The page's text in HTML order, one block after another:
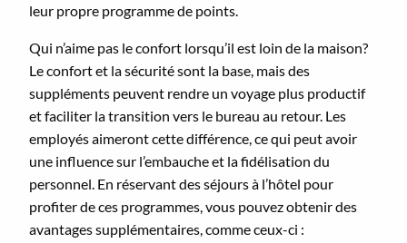
leur propre programme de points.
Qui n’aime pas le confort lorsqu’il est loin de la maison?
Le confort et la sécurité sont la base, mais des
suppléments peuvent rendre un voyage plus productif
et faciliter la transition vers le bureau au retour. Les
employés aimeront cette différence, ce qui peut avoir
une influence sur l’embauche et la fidélisation du
personnel. En réservant des séjours à l’hôtel pour
profiter de ces programmes, vous pouvez obtenir des
avantages supplémentaires, comme ceux-ci :